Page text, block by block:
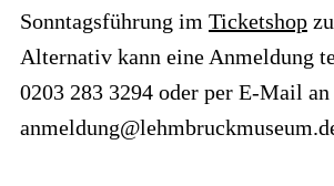
Sonntagsführung im Ticketshop
Alternativ kann eine Anmeldung
0203 283 3294 oder per E-Mail an